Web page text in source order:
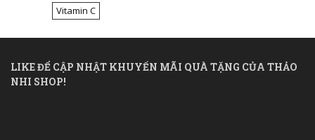
Vitamin C
LIKE ĐỂ CẬP NHẬT KHUYẾN MÃI QUÀ TẶNG CỦA THẢO
NHI SHOP!